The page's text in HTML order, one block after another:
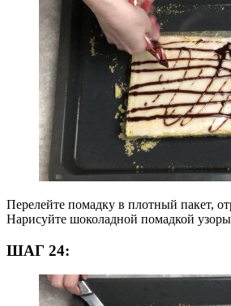
Перелейте помадку в плотный пакет,
Нарисуйте шоколадной помадкой
ШАГ 24: